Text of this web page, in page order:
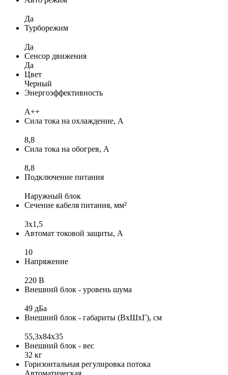
Да
Турборежим
Да
Сенсор движения
Да
Цвет
Черный
Энергоэффективность
A++
Сила тока на охлаждение, А
8,8
Сила тока на обогрев, А
8,8
Подключение питания
Наружный блок
Сечение кабеля питания, мм²
3x1,5
Автомат токовой защиты, А
10
Напряжение
220 В
Внешний блок - уровень шума
49 дБа
Внешний блок - габариты (ВхШхГ), см
55,3х84х35
Внешний блок - вес
32 кг
Горизонтальная регулировка потока
Автоматическая